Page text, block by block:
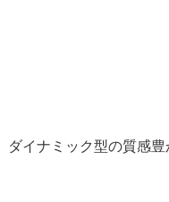
イナミック型の質感